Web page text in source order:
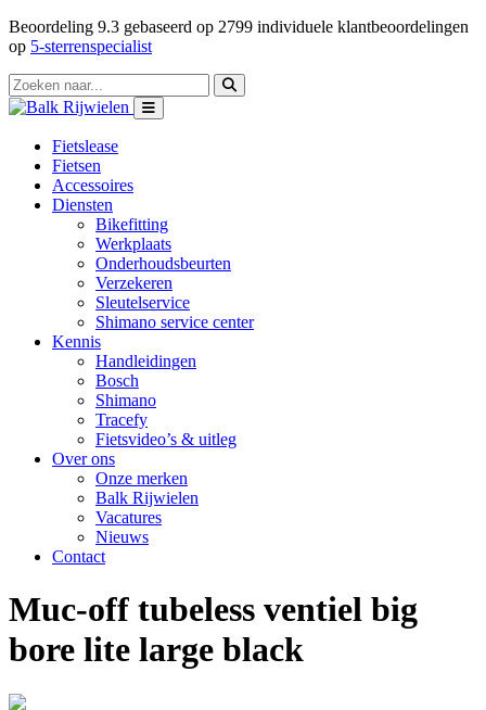
Beoordeling 9.3 gebaseerd op 2799 individuele klantbeoordelingen
op 5-sterrenspecialist
Fietslease
Fietsen
Accessoires
Diensten
Bikefitting
Werkplaats
Onderhoudsbeurten
Verzekeren
Sleutelservice
Shimano service center
Kennis
Handleidingen
Bosch
Shimano
Tracefy
Fietsvideo’s & uitleg
Over ons
Onze merken
Balk Rijwielen
Vacatures
Nieuws
Contact
Muc-off tubeless ventiel big
bore lite large black